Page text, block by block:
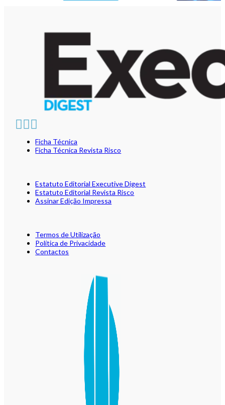
Ficha Técnica
Ficha Técnica Revista Risco
Estatuto Editorial Executive Digest
Estatuto Editorial Revista Risco
Assinar Edição Impressa
Termos de Utilização
Política de Privacidade
Contactos